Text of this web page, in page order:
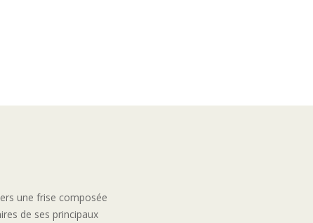
une frise composée
de ses principaux